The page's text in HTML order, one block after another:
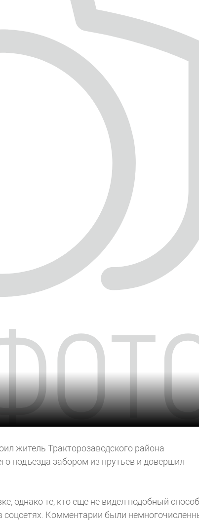
житель Тракторозаводского района
подъезда забором из прутьев и довершил
однако те, кто еще не видел подобный способ
Комментарии были